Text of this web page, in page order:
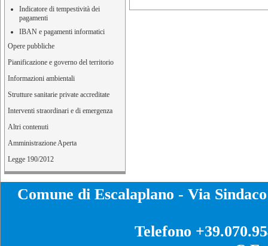
Indicatore di tempestività dei
pagamenti
IBAN e pagamenti informatici
Opere pubbliche
Pianificazione e governo del territorio
Informazioni ambientali
Strutture sanitarie private accreditate
Interventi straordinari e di emergenza
Altri contenuti
Amministrazione Aperta
Legge 190/2012
Comune di Escalaplano - Via
Telefono